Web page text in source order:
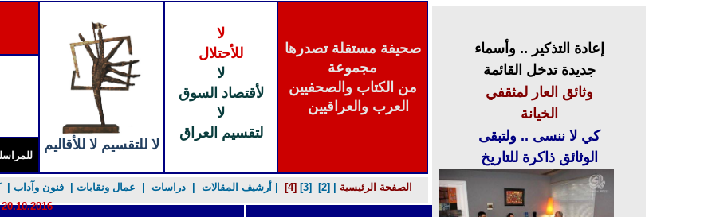
لا للتقسيم لا للأقاليم
لا
للأحتلال
لا
لأقتصاد السوق
لا
لتقسيم العراق
صحيفة مستقلة تصدرها
مجموعة
من الكتاب والصحفيين
العرب والعراقيين
إعادة التذكير .. و أسماء
جديدة تدخل القائمة
وثائق العار لمثقفي
الخيانة
كي لا ننسى .. ولتبقى
الوثائق ذاكرة للتاريخ
الصفحة الرئيسية [2]
[3]
[4] | أرشيف المقالات دراسات عمال ونقابات فنون وآداب
20.10.2016